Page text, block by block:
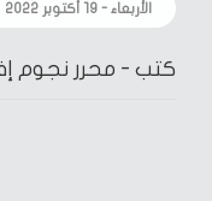
الأربعاء - ١٩ أكتوبر ٢٠٢٢
كتب - محرر نجوم